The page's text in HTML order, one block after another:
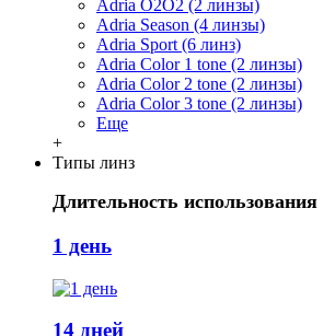
Adria O2O2 (2 линзы)
Adria Season (4 линзы)
Adria Sport (6 линз)
Adria Сolor 1 tone (2 линзы)
Adria Сolor 2 tone (2 линзы)
Adria Сolor 3 tone (2 линзы)
Еще
+
Типы линз
Длительность использования
1 день
14 дней